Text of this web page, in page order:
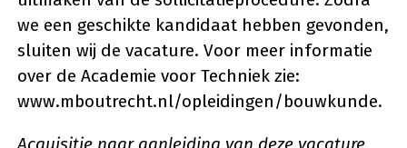
we een geschikte kandidaat hebben gevonden,
sluiten wij de vacature. Voor meer informatie
over de Academie voor Techniek zie:
www.mboutrecht.nl/opleidingen/bouwkunde.
Acquisitie naar aanleiding van deze vacature